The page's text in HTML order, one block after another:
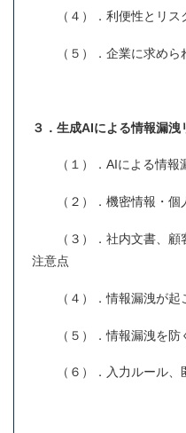
（４）．利便性とリス
（５）．企業に求めら
３．生成AIによる情報漏
（１）．AIによる情報
（２）．機密情報・個
（３）．社内文書、顧
注意点
（４）．情報漏洩が起
（５）．情報漏洩を防
（６）．入力ルール、